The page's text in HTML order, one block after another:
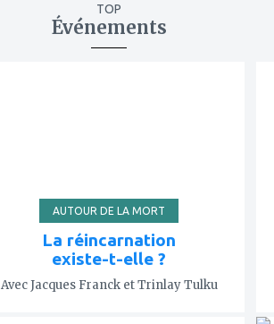
TOP
Événements
AUTOUR DE LA MORT
La réincarnation
existe-t-elle ?
Avec Jacques Franck et Trinlay Tulku